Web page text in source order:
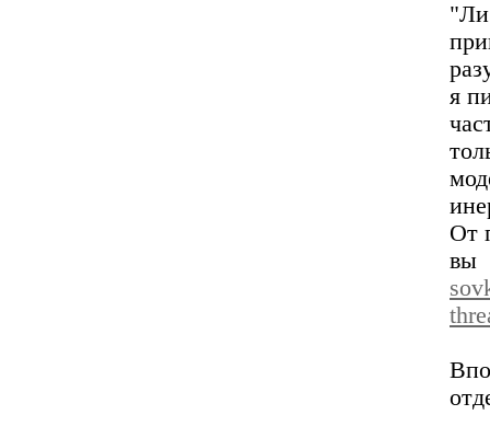
я
От
вы